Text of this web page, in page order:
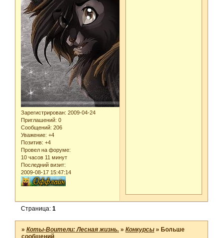
Зарегистрирован: 2009-04-24
Приглашений: 0
Сообщений: 206
Уважение: +4
Позитив: +4
Провел на форуме:
10 часов 11 минут
Последний визит:
2009-08-17 15:47:14
Страница:1
»Коты-Воители: Лесная жизнь. »Конкурсы »Больше
сообщений